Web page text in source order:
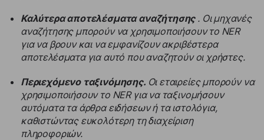
Καλύτερα αποτελέσματα αναζήτησης . Οι μηχανές
αναζήτησης μπορούν να χρησιμοποιήσουν το NER
για να βρουν και να εμφανίζουν ακριβέστερα
αποτελέσματα για αυτό που αναζητούν οι χρήστες.
Περιεχόμενο ταξινόμησης. Οι εταιρείες μπορούν να
χρησιμοποιήσουν το NER για να ταξινομήσουν
αυτόματα τα άρθρα ειδήσεων ή τα ιστολόγια,
καθιστώντας ευκολότερη τη διαχείριση
πληροφοριών.